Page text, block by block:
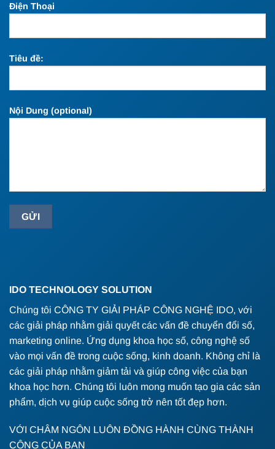
Điện Thoại
Tiêu đề:
Nội Dung (optional)
IDO TECHNOLOGY SOLUTION
Chúng tôi CÔNG TY GIẢI PHÁP CÔNG NGHỆ IDO, với
các giải pháp nhằm giải quyết các vấn đề chuyển đổi số,
marketing online. Ứng dụng khoa học số, công nghệ số
vào mọi vấn đề trong cuộc sống, kinh doanh. Không chỉ là
các giải pháp nhằm giảm tải và giúp công việc của bạn
khoa học hơn. Chúng tôi luôn mong muốn tạo gia các sản
phẩm, dịch vụ giúp cuộc sống trở nên tốt đẹp hơn.
VỚI CHÂM NGÔN LUÔN ĐỒNG HÀNH CÙNG THÀNH
CÔNG CỦA BẠN